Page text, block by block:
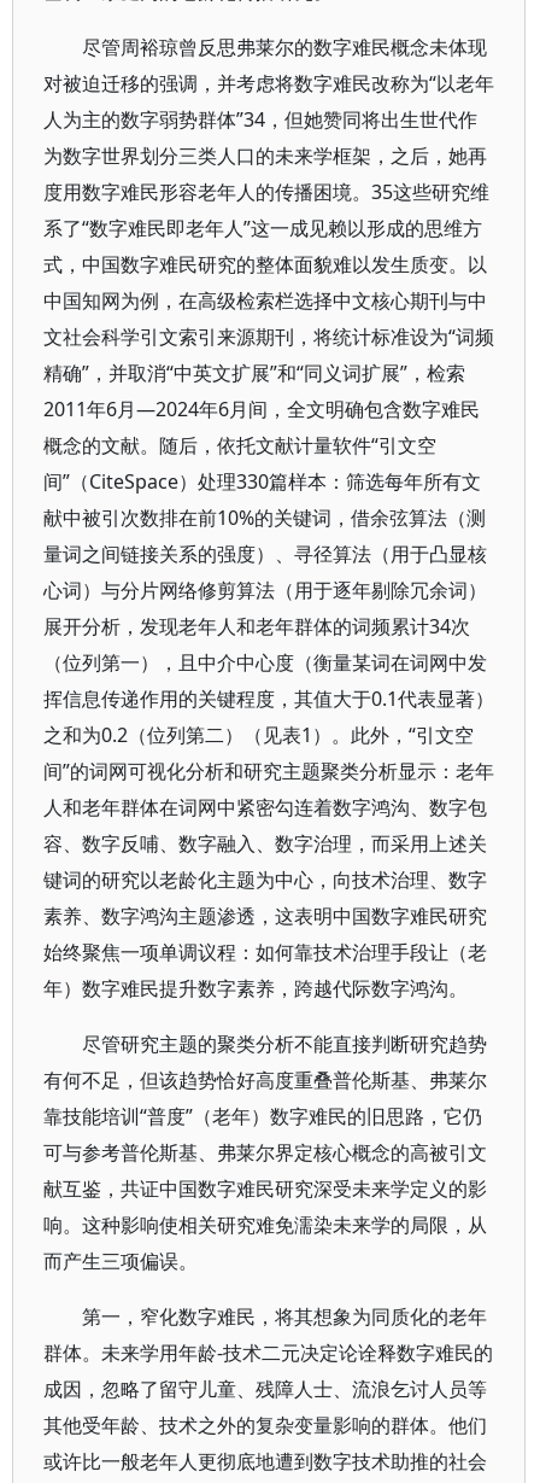
尽管周裕琼曾反思弗莱尔的数字难民概念未体现
对被迫迁移的强调，并考虑将数字难民改称为“以老年
人为主的数字弱势群体”34，但她赞同将出生世代作
为数字世界划分三类人口的未来学框架，之后，她再
度用数字难民形容老年人的传播困境。35这些研究维
系了“数字难民即老年人”这一成见赖以形成的思维方
式，中国数字难民研究的整体面貌难以发生质变。以
中国知网为例，在高级检索栏选择中文核心期刊与中
文社会科学引文索引来源期刊，将统计标准设为“词频
精确”，并取消“中英文扩展”和“同义词扩展”，检索
2011年6月—2024年6月间，全文明确包含数字难民
概念的文献。随后，依托文献计量软件“引文空
间”（CiteSpace）处理330篇样本：筛选每年所有文
献中被引次数排在前10%的关键词，借余弦算法（测
量词之间链接关系的强度）、寻径算法（用于凸显核
心词）与分片网络修剪算法（用于逐年剔除冗余词）
展开分析，发现老年人和老年群体的词频累计34次
（位列第一），且中介中心度（衡量某词在词网中发
挥信息传递作用的关键程度，其值大于0.1代表显著）
之和为0.2（位列第二）（见表1）。此外，“引文空
间”的词网可视化分析和研究主题聚类分析显示：老年
人和老年群体在词网中紧密勾连着数字鸿沟、数字包
容、数字反哺、数字融入、数字治理，而采用上述关
键词的研究以老龄化主题为中心，向技术治理、数字
素养、数字鸿沟主题渗透，这表明中国数字难民研究
始终聚焦一项单调议程：如何靠技术治理手段让（老
年）数字难民提升数字素养，跨越代际数字鸿沟。
尽管研究主题的聚类分析不能直接判断研究趋势
有何不足，但该趋势恰好高度重叠普伦斯基、弗莱尔
靠技能培训“普度”（老年）数字难民的旧思路，它仍
可与参考普伦斯基、弗莱尔界定核心概念的高被引文
献互鉴，共证中国数字难民研究深受未来学定义的影
响。这种影响使相关研究难免濡染未来学的局限，从
而产生三项偏误。
第一，窄化数字难民，将其想象为同质化的老年
群体。未来学用年龄-技术二元决定论诠释数字难民的
成因，忽略了留守儿童、残障人士、流浪乞讨人员等
其他受年龄、技术之外的复杂变量影响的群体。他们
或许比一般老年人更彻底地遭到数字技术助推的社会